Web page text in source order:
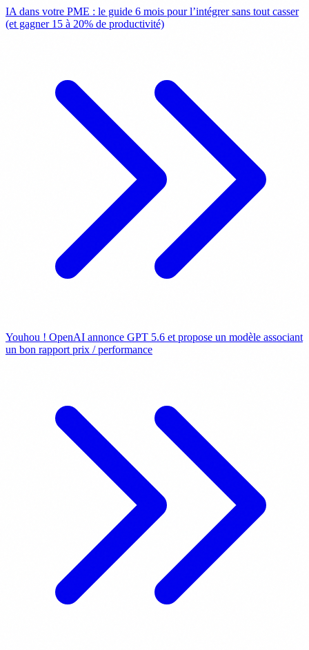
IA dans votre PME : le guide 6 mois pour l’intégrer sans tout casser
(et gagner 15 à 20% de productivité)
Youhou ! OpenAI annonce GPT 5.6 et propose un modèle associant
un bon rapport prix / performance